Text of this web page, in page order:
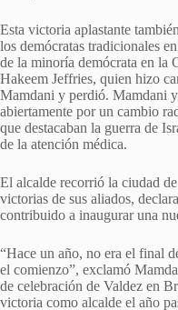
Esta victoria aplastante
los demócratas tradicionales
de la minoría demócrata en la
Hakeem Jeffries, quien hizo
Mamdani y perdió. Mamdani
abiertamente por un cambio
que destacaban la guerra de
de la atención médica.
El alcalde recorrió la ciudad
victorias de sus aliados,
contribuido a inaugurar una
“Hace un año, no era el final
el comienzo”, exclamó
de celebración de Valdez en
victoria como alcalde el año